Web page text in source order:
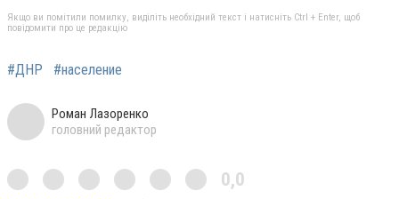
Якщо ви помітили помилку, виділіть необхідний текст і натисніть Ctrl + Enter, щоб
повідомити про це редакцію
#ДНР #население
Роман Лазоренко
головний редактор
0,0